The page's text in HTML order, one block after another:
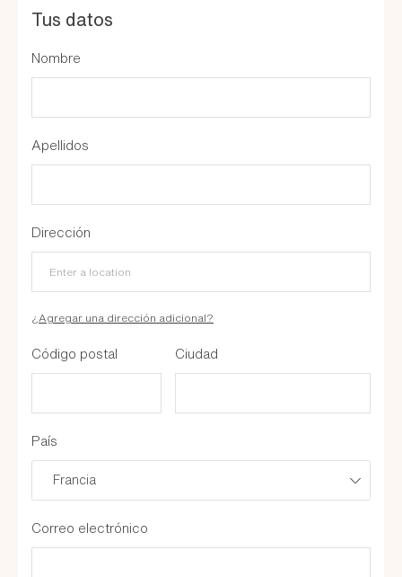
Tus datos
Nombre
Apellidos
Dirección
¿Agregar una dirección adicional?
Código postal Ciudad
País
Francia
Correo electrónico